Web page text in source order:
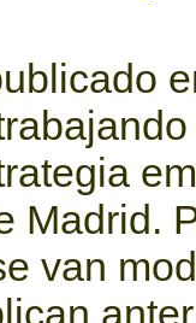
Madrid.
van